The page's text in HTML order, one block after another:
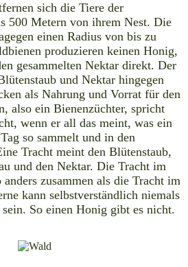
sich die Tiere der
500 Metern von ihrem Nest. Die
einen Radius von bis zu
produzieren keinen Honig,
gesammelten Nektar direkt. Der
und Nektar hingegen
als Nahrung und Vorrat für den
also ein Bienenzüchter, spricht
wenn er all das meint, was ein
so sammelt und in den
Tracht meint den Blütenstaub,
und den Nektar. Die Tracht im
zusammen als die Tracht im
kann selbstverständlich niemals
So einen Honig gibt es nicht.